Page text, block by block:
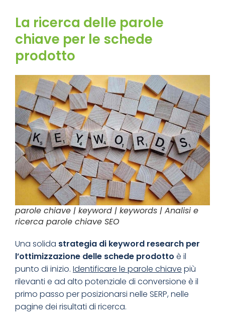
La ricerca delle parole
chiave per le schede
prodotto
parole chiave | keyword | keywords | Analisi e
ricerca parole chiave SEO
Una solida strategia di keyword research per
l’ottimizzazione delle schede prodotto è il
punto di inizio. Identificare le parole chiave più
rilevanti e ad alto potenziale di conversione è il
primo passo per posizionarsi nelle SERP, nelle
pagine dei risultati di ricerca.